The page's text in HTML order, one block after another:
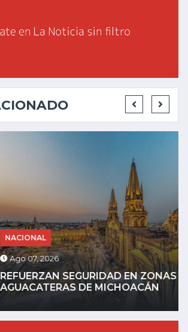
SEGURIDAD EN ZONAS
DE MICHOACÁN